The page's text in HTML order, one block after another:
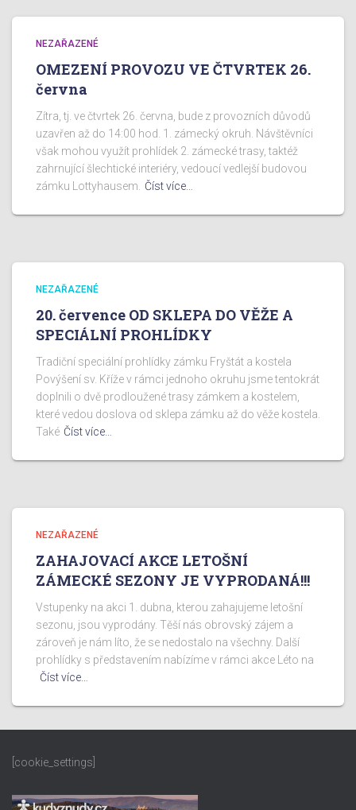
NEZAŘAZENÉ
OMEZENÍ PROVOZU VE ČTVRTEK 26.
června
Zítra, tj. ve čtvrtek 26. června, bude z provozních důvodů
uzavřen až do 14:00 hod. 1. zámecký okruh. Návštěvníci
však mohou využít prohlídek 2. zámecké trasy, taktéž
zahrnující šlechtické interiéry, vedoucí vedlejší budovou
zámku Lottyhausem.
Číst více…
NEZAŘAZENÉ
20. července OD SKLEPA DO VĚŽE A
SPECIÁLNÍ PROHLÍDKY
Tradiční speciální prohlídky zámku Fryštát a kostela
Povýšení sv. Kříže v rámci jednoho okruhu jsme tentokrát
doplnili o dvě prodloužené trasy zámkem a kostelem,
které vedou doslova od sklepa zámku až do věže kostela.
Také Číst více…
NEZAŘAZENÉ
ZAHAJOVACÍ AKCE LETOŠNÍ
ZÁMECKÉ SEZONY JE VYPRODANÁ!!!
Vstupenky na akci 1. dubna, kterou zahajujeme letošní
sezonu, jsou vyprodány. Těší nás obrovský zájem a
zároveň je nám líto, že se nedostalo na všechny. Další
prohlídky s představením nabízíme v rámci akce Léto na
Číst více…
[cookie_settings]